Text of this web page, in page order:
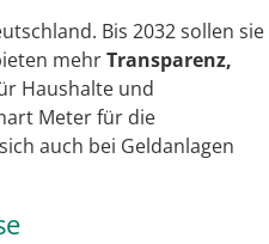
Bis 2032 sollen sie
mehrTransparenz,
Haushalte und
Meter für die
auch bei Geldanlagen